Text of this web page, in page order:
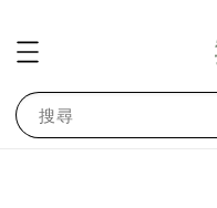
搜尋